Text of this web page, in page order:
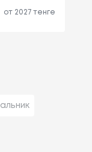
от 2027 тенге